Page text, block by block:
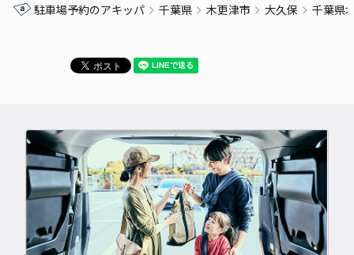
駐車場予約のアキッパ 千葉県 木更津市 大久保 千葉県